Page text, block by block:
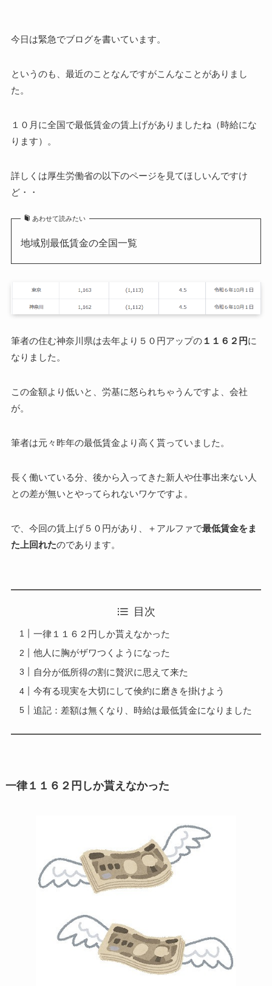
今日は緊急でブログを書いています。
というのも、最近のことなんですがこんなことがありまし
た。
１０月に全国で最低賃金の賃上げがありましたね（時給にな
ります）。
詳しくは厚生労働省の以下のページを見てほしいんですけ
ど・・
あわせて読みたい
地域別最低賃金の全国一覧
筆者の住む神奈川県は去年より５０円アップの１１６２円に
なりました。
この金額より低いと、労基に怒られちゃうんですよ、会社
が。
筆者は元々昨年の最低賃金より高く貰っていました。
長く働いている分、後から入ってきた新人や仕事出来ない人
との差が無いとやってられないワケですよ。
で、今回の賃上げ５０円があり、＋アルファで最低賃金をま
た上回れたのであります。
目次
一律１１６２円しか貰えなかった
他人に胸がザワつくようになった
自分が低所得の割に贅沢に思えて来た
今有る現実を大切にして倹約に磨きを掛けよう
追記：差額は無くなり、時給は最低賃金になりました
一律１１６２円しか貰えなかった